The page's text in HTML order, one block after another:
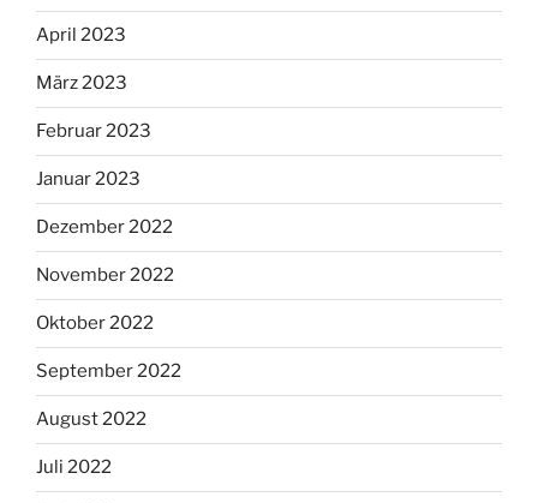
April 2023
März 2023
Februar 2023
Januar 2023
Dezember 2022
November 2022
Oktober 2022
September 2022
August 2022
Juli 2022